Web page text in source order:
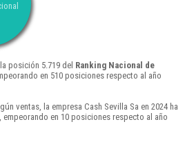
posición 5.719 del Ranking Nacional de
en 510 posiciones respecto al año
ventas, la empresa Cash Sevilla Sa en 2024 ha
en 10 posiciones respecto al año